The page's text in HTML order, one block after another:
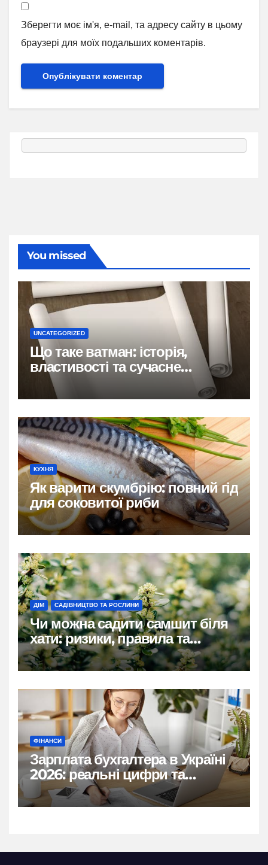
Зберегти моє ім'я, e-mail, та адресу сайту в цьому
браузері для моїх подальших коментарів.
You missed
UNCATEGORIZED
Що таке ватман: історія,
властивості та сучасне
застосування
КУХНЯ
Як варити скумбрію: повний гід
для соковитої риби
ДІМ САДІВНИЦТВО ТА РОСЛИНИ
Чи можна садити самшит біля
хати: ризики, правила та
практичні рішення
ФІНАНСИ
Зарплата бухгалтера в Україні
2026: реальні цифри та
нюанси